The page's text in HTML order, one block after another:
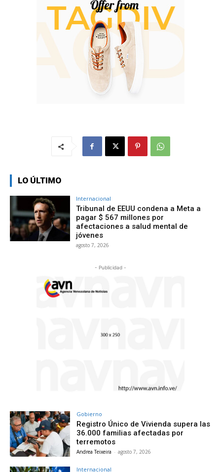
LO ÚLTIMO
Internacional
Tribunal de EEUU condena a Meta a
pagar $ 567 millones por
afectaciones a salud mental de
jóvenes
agosto 7, 2026
- Publicidad -
Gobierno
Registro Único de Vivienda supera las
36.000 familias afectadas por
terremotos
Andrea Teixeira - agosto 7, 2026
Internacional